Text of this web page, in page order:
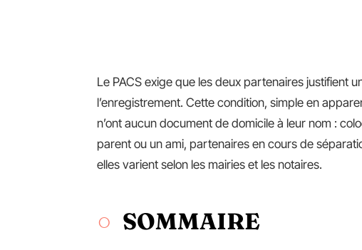
Le PACS exige que les deux partenaires justifient
l’enregistrement. Cette condition, simple en
n’ont aucun document de domicile à leur nom :
parent ou un ami, partenaires en cours de
elles varient selon les mairies et les notaires.
SOMMAIRE